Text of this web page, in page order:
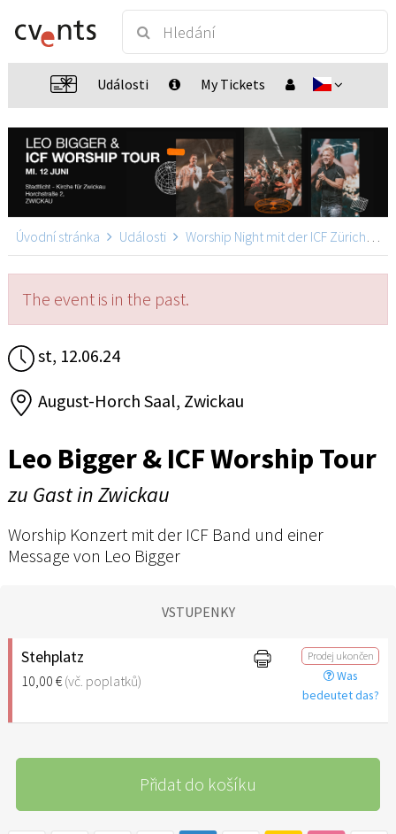
Události My Tickets
Úvodní stránka Události Worship Night mit der ICF Zürich Band & Leo Bigger
The event is in the past.
st, 12.06.24
August-Horch Saal, Zwickau
Leo Bigger & ICF Worship Tour
zu Gast in Zwickau
Worship Konzert mit der ICF Band und einer
Message von Leo Bigger
VSTUPENKY
Stehplatz
10,00 €(vč. poplatků)
Prodej ukončen
Was
bedeutet das?
Přidat do košíku